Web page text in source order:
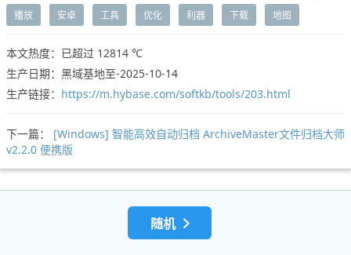
播放 安卓 工具 优化 利器 下载 地图
本文热度：已超过 12814 ℃
生产日期：黑域基地至-2025-10-14
生产链接： https://m.hybase.com/softkb/tools/203.html
下一篇：
[Windows] 智能高效自动归档 ArchiveMaster文件归档大师
v2.2.0 便携版
随机